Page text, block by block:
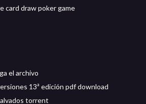
card draw poker game
el archivo
13ª edición pdf download
torrent